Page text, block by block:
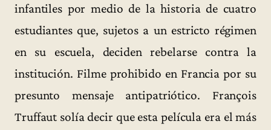
infantiles por medio de la historia de cuatro
estudiantes que, sujetos a un estricto régimen
en su escuela, deciden rebelarse contra la
institución. Filme prohibido en Francia por su
presunto mensaje antipatriótico. François
Truffaut solía decir que esta película era el más